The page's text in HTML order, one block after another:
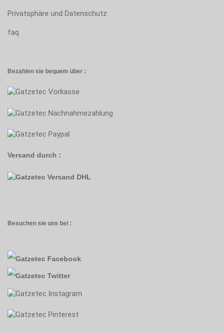
Privatsphäre und Datenschutz
faq
Bezahlen sie bequem über :
Versand durch :
Besuchen sie uns bei :